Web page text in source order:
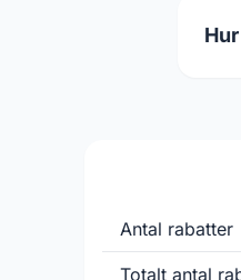
Antal rabatter
Totalt antal